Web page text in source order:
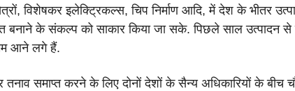
विशेषकर इलेक्ट्रिकल्स, चिप निर्माण आदि, में देश के भीतर
बनाने के संकल्प को साकार किया जा सके. पिछले साल उत्पादन
आने लगे हैं.
तनाव समाप्त करने के लिए दोनों देशों के सैन्य अधिकारियों के बीच